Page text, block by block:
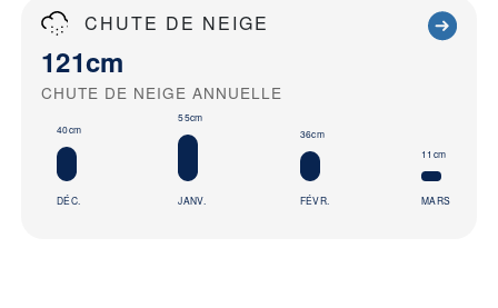
CHUTE DE NEIGE
121cm
CHUTE DE NEIGE ANNUELLE
40cm
DÉC.
55cm
JANV.
36cm
FÉVR.
11cm
MARS